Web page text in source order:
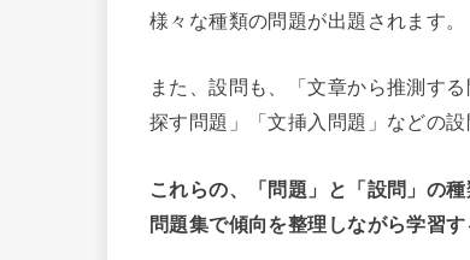
様々な種類の問題が出題されます。
また、設問も、「文章から推測す
探す問題」「文挿入問題」などの設
これらの、「問題」と「設問」の
問題集で傾向を整理しながら学習す